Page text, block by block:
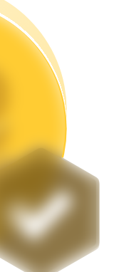
populaires